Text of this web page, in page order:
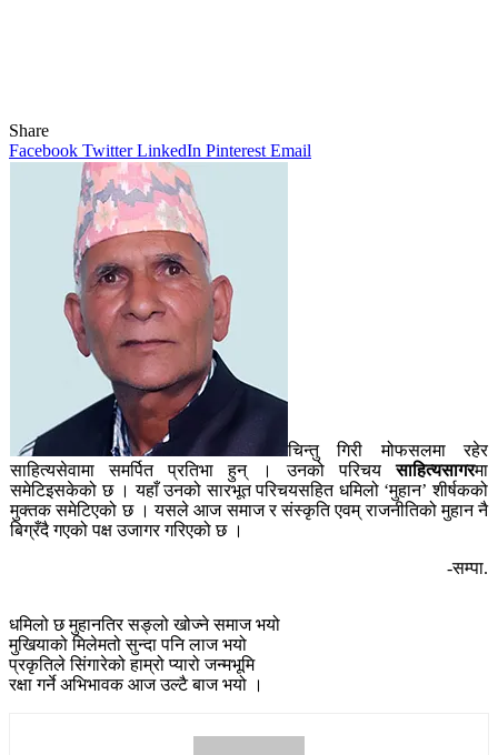
Share
Facebook Twitter LinkedIn Pinterest Email
चिन्तु गिरी मोफसलमा रहेर
साहित्यसेवामा समर्पित प्रतिभा हुन् । उनको परिचयसाहित्यसागरमा
समेटिइसकेको छ । यहाँ उनको सारभूत परिचयसहित धमिलो ‘मुहान’ शीर्षकको
मुक्तक समेटिएको छ । यसले आज समाज र संस्कृति एवम् राजनीतिको मुहान नै
बिग्रँदै गएको पक्ष उजागर गरिएको छ ।
-सम्पा.
धमिलो छ मुहानतिर सङ्लो खोज्ने समाज भयो
मुखियाको मिलेमतो सुन्दा पनि लाज भयो
प्रकृतिले सिंगारेको हाम्रो प्यारो जन्मभूमि
रक्षा गर्ने अभिभावक आज उल्टै बाज भयो ।